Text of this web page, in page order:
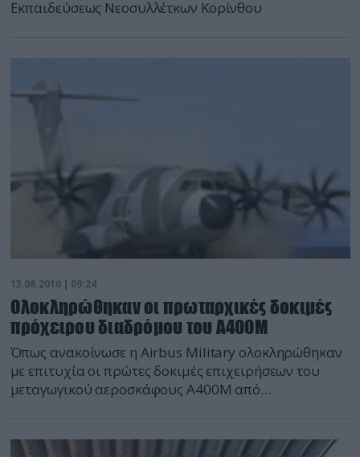
Εκπαιδεύσεως Νεοσυλλέτκων Κορίνθου
13.08.2010 | 09:24
Ολοκληρώθηκαν οι πρωταρχικές δοκιμές
πρόχειρου διαδρόμου του Α400Μ
Όπως ανακοίνωσε η Airbus Military ολοκληρώθηκαν
με επιτυχία οι πρώτες δοκιμές επιχειρήσεων του
μεταγωγικού αεροσκάφους Α400Μ από